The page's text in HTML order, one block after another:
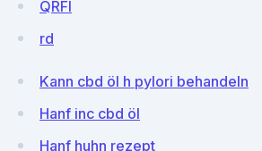
QRFl
rd
Kann cbd öl h pylori behandeln
Hanf inc cbd öl
Hanf huhn rezept